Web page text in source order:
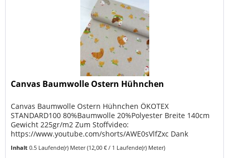
Canvas Baumwolle Ostern Hühnchen
Canvas Baumwolle Ostern Hühnchen ÖKOTEX
STANDARD100 80%Baumwolle 20%Polyester Breite 140cm
Gewicht 225gr/m2 Zum Stoffvideo:
https://www.youtube.com/shorts/AWE0sVlfZxc Dank
nächstes...
Inhalt0.5 Laufende(r) Meter(12,00 € / 1 Laufende(r) Meter)